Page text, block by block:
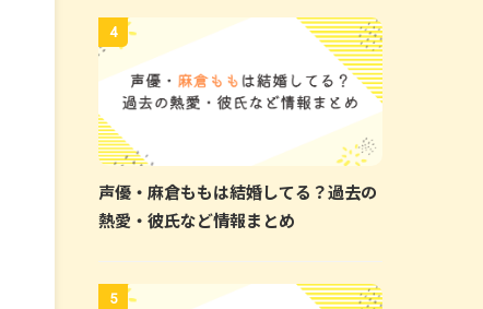
4
声優・麻倉ももは結婚してる？過去の
熱愛・彼氏など情報まとめ
5